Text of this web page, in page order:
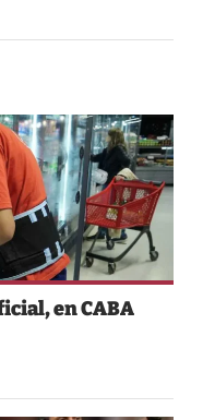
en CABA